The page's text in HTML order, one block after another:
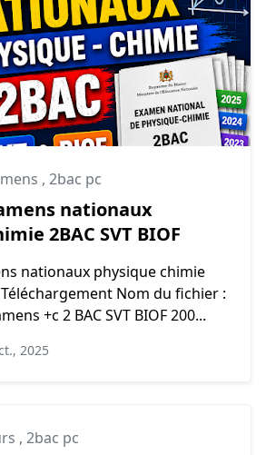
, 2bac pc
nationaux
2BAC SVT BIOF
nationaux physique chimie
Téléchargement Nom du fichier :
+c 2 BAC SVT BIOF 200...
2025
, 2bac pc